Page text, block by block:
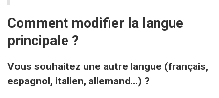
Comment modifier la langue
principale ?
Vous souhaitez une autre langue (français,
espagnol, italien, allemand…) ?